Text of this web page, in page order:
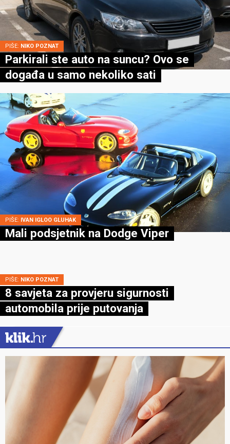
PIŠE: NIKO POZNAT
Parkirali ste auto na suncu? Ovo se
događa u samo nekoliko sati
PIŠE: IVAN IGLOO GLUHAK
Mali podsjetnik na Dodge Viper
PIŠE: NIKO POZNAT
8 savjeta za provjeru sigurnosti
automobila prije putovanja